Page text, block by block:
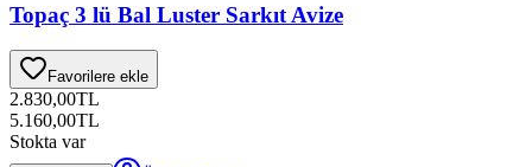
Topaç 3 lü Bal Luster Sarkıt Avize
Favorilere ekle
2.830,00TL
5.160,00TL
Stokta var